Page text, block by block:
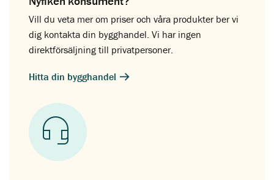
Vill du veta mer om priser och våra produkter ber vi
dig kontakta din bygghandel. Vi har ingen
direktförsäljning till privatpersoner.
Hitta din bygghandel